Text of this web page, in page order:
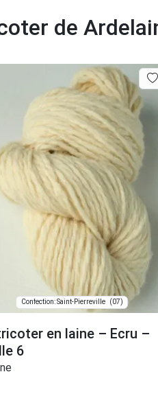
de
Confection: Saint-Pierreville (07)
en laine – Ecru –
6